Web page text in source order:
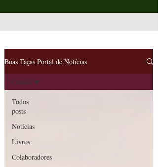
Boas Taças Portal de Notícias
Todos
posts
Notícias
Livros
Colaboradores
Cursos